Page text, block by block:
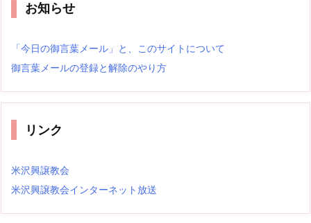
お知らせ
「今日の御言葉メール」と、このサイトについて
御言葉メールの登録と解除のやり方
リンク
米沢興譲教会
米沢興譲教会インターネット放送